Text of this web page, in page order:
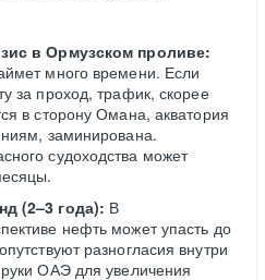
в Ормузском проливе:
много времени. Если
за проход, трафик, скорее
в сторону Омана, акватория
заминирована.
судоходства может
(2–3 года): В
нефть может упасть до
разногласия внутри
ОАЭ для увеличения